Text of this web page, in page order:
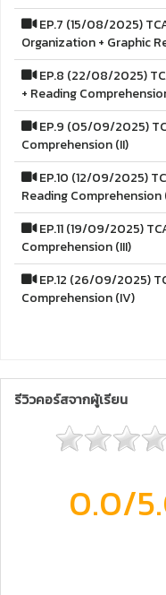
EP.7 (15/08/2025)
Organization + Graphic
EP.8 (22/08/2025)
+ Reading
EP.9 (05/09/2025)
Comprehension (II)
EP.10 (12/09/2025)
Reading Comprehension
EP.11 (19/09/2025)
Comprehension (III)
EP.12 (26/09/2025)
Comprehension (IV)
รีวิวคอร์สจากผู้เรียน
0.0/